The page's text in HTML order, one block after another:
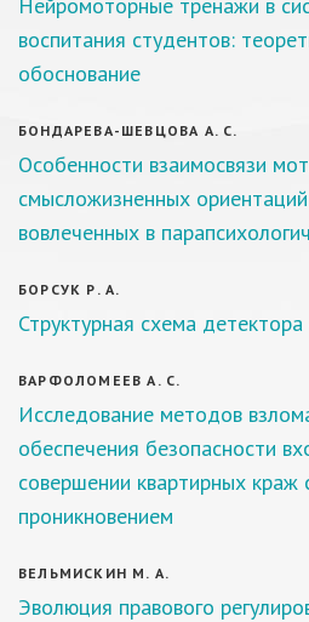
воспитания студентов:
обоснование
БОНДАРЕВА-ШЕВЦОВА А. С.
Особенности взаимосвязи
смысложизненных
вовлеченных в
БОРСУК Р. А.
Структурная схема
ВАРФОЛОМЕЕВ А. С.
Исследование методов
обеспечения безопасности
совершении квартирных краж
проникновением
ВЕЛЬМИСКИН М. А.
Эволюция правового